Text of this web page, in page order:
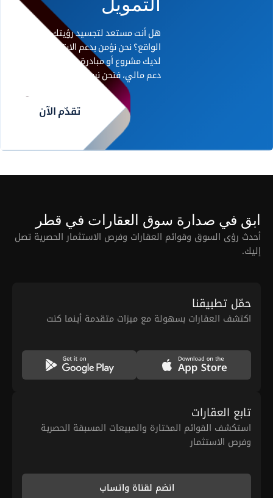
هل أنت مستعد لتجسيد رؤيتك على أرض
الواقع؟ نحن نؤمن بدعم الابتكار. إذا كان
لديك مشروع أو مبادرة رائدة تحتاج إلى
دعم مالي، فنحن نريد أن نسمع منك.
تقدّم الآن
ابق في صدارة سوق العقارات في قطر
أحدث رؤى السوق وقوائم العقارات وفرص الاستثمار الحصرية تصل
إليك.
حمّل تطبيقنا
اكتشف العقارات بسهولة مع ميزات متقدمة أينما كنت
تابع العقارات
استكشف القوائم المختارة والمبيعات المسبقة الحصرية
وفرص الاستثمار
انضم لقناة واتساب